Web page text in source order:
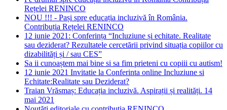
Rețelei RENINCO
NOU !!! - Pași spre educația incluzivă în România.
Contribuția Rețelei RENINCO
12 iunie 2021: Conferința “Incluziune și echitate. Realitate
sau deziderat? Rezultatele cercetării privind situația copiilor cu
dizabilități și / sau CES”
Sa ii cunoaștem mai bine si sa fim prieteni cu copiii cu autism!
12 iunie 2021 Invitatie la Conferinta online Incluziune si
Echitate:Realitate sau Deziderat?
Traian Vrăsmaș: Educația incluzivă. Aspirații și realități. 14
mai 2021